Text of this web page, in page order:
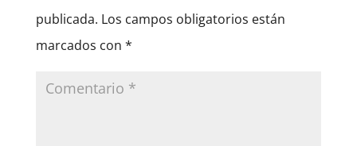
publicada. Los campos obligatorios están
marcados con *